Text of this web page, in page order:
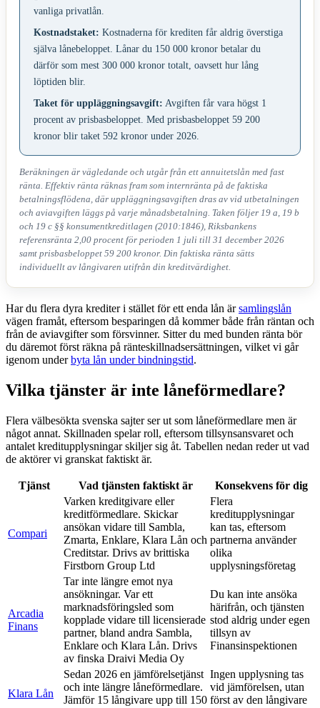
vanliga privatlån.
Kostnadstaket: Kostnaderna för krediten får aldrig överstiga
själva lånebeloppet. Lånar du 150 000 kronor betalar du
därför som mest 300 000 kronor totalt, oavsett hur lång
löptiden blir.
Taket för uppläggningsavgift: Avgiften får vara högst 1
procent av prisbasbeloppet. Med prisbasbeloppet 59 200
kronor blir taket 592 kronor under 2026.
Beräkningen är vägledande och utgår från ett annuitetslån med fast
ränta. Effektiv ränta räknas fram som internränta på de faktiska
betalningsflödena, där uppläggningsavgiften dras av vid utbetalningen
och aviavgiften läggs på varje månadsbetalning. Taken följer 19 a, 19 b
och 19 c §§ konsumentkreditlagen (2010:1846), Riksbankens
referensränta 2,00 procent för perioden 1 juli till 31 december 2026
samt prisbasbeloppet 59 200 kronor. Din faktiska ränta sätts
individuellt av långivaren utifrån din kreditvärdighet.
Har du flera dyra krediter i stället för ett enda lån ärsamlingslån
vägen framåt, eftersom besparingen då kommer både från räntan och
från de aviavgifter som försvinner. Sitter du med bunden ränta bör
du däremot först räkna på ränteskillnadsersättningen, vilket vi går
igenom underbyta lån under bindningstid.
Vilka tjänster är inte låneförmedlare?
Flera välbesökta svenska sajter ser ut som låneförmedlare men är
något annat. Skillnaden spelar roll, eftersom tillsynsansvaret och
antalet kreditupplysningar skiljer sig åt. Tabellen nedan reder ut vad
de aktörer vi granskat faktiskt är.
Tjänst Vad tjänsten faktiskt är Konsekvens för dig
Compari
Varken kreditgivare eller
kreditförmedlare. Skickar
ansökan vidare till Sambla,
Zmarta, Enklare, Klara Lån och
Creditstar. Drivs av brittiska
Firstborn Group Ltd
Flera
kreditupplysningar
kan tas, eftersom
partnerna använder
olika
upplysningsföretag
Arcadia
Finans
Tar inte längre emot nya
ansökningar. Var ett
marknadsföringsled som
kopplade vidare till licensierade
partner, bland andra Sambla,
Enklare och Klara Lån. Drivs
av finska Draivi Media Oy
Du kan inte ansöka
härifrån, och tjänsten
stod aldrig under egen
tillsyn av
Finansinspektionen
Klara Lån
Sedan 2026 en jämförelsetjänst
och inte längre låneförmedlare.
Jämför 15 långivare upp till 150
Ingen upplysning tas
vid jämförelsen, utan
först av den långivare